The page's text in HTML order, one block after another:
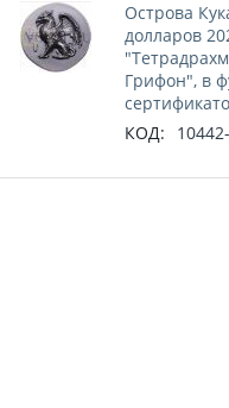
Острова
долларов
Грифон", в
КОД: